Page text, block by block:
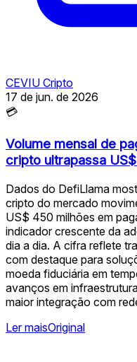
CEVIU Cripto
17 de jun. de 2026
💳
Volume mensal de
cripto ultrapassa
Dados do DefiLlama
cripto do mercado
US$ 450 milhões em
indicador crescente da
dia a dia. A cifra reflete
com destaque para
moeda fiduciária em
avanços em
maior integração com
Ler maisOriginal